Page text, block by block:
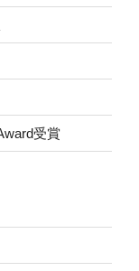
受賞